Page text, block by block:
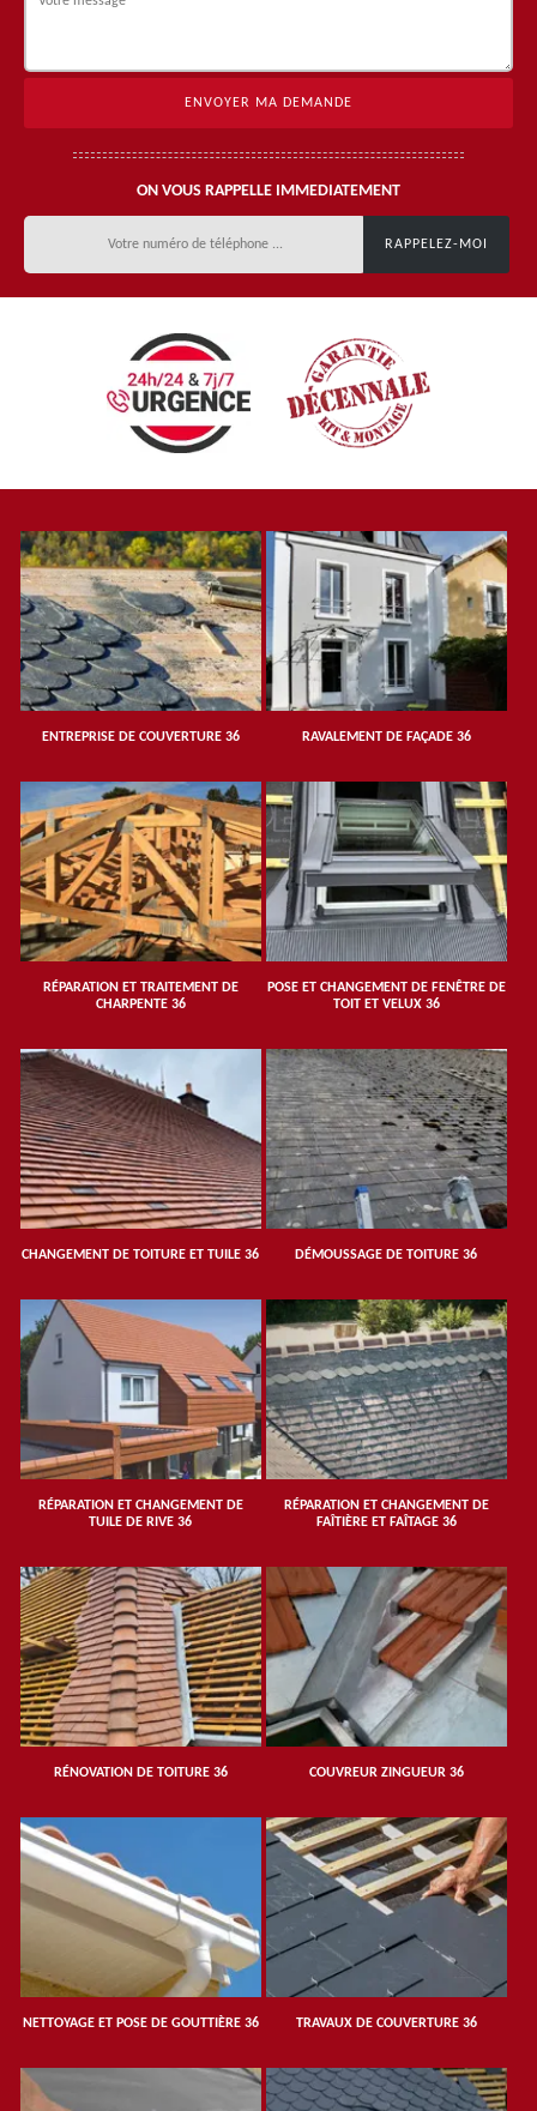
ON VOUS RAPPELLE IMMEDIATEMENT
ENTREPRISE DE COUVERTURE 36 RAVALEMENT DE FAÇADE 36
RÉPARATION ET TRAITEMENT DE
CHARPENTE 36
POSE ET CHANGEMENT DE FENÊTRE DE
TOIT ET VELUX 36
CHANGEMENT DE TOITURE ET TUILE 36 DÉMOUSSAGE DE TOITURE 36
RÉPARATION ET CHANGEMENT DE
TUILE DE RIVE 36
RÉPARATION ET CHANGEMENT DE
FAÎTIÈRE ET FAÎTAGE 36
RÉNOVATION DE TOITURE 36 COUVREUR ZINGUEUR 36
NETTOYAGE ET POSE DE GOUTTIÈRE 36 TRAVAUX DE COUVERTURE 36